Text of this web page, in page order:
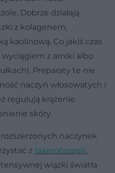
Dobrze działają
z kolagenem,
kaolinową. Co jakiś czas
wyciągiem z arniki albo
Preparaty te nie
naczyń włosowatych i
regulują krążenie.
skóry.
naczynek
z laseroterapii,
wiązki światła